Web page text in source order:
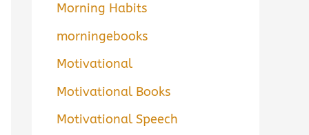
Morning Habits
morningebooks
Motivational
Motivational Books
Motivational Speech